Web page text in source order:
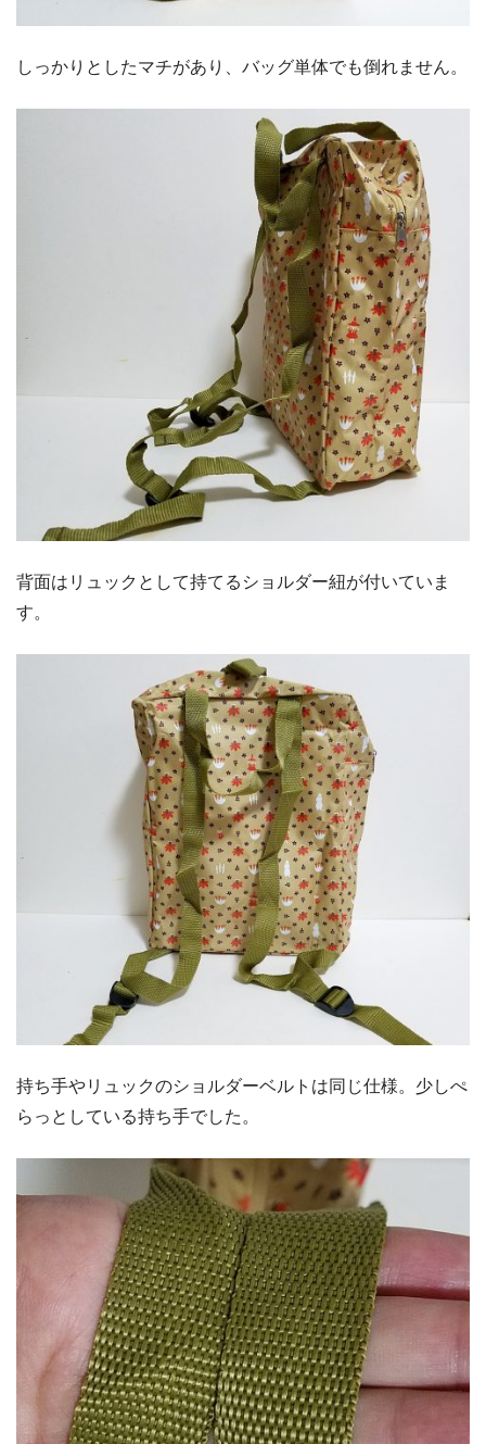
しっかりとしたマチがあり、バッグ単体でも倒れません。
背面はリュックとして持てるショルダー紐が付いていま
す。
持ち手やリュックのショルダーベルトは同じ仕様。少しぺ
らっとしている持ち手でした。